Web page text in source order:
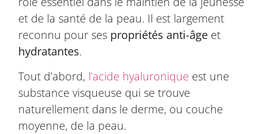
et de la santé de la peau. Il est largement
reconnu pour ses propriétés anti-âge et
hydratantes.
Tout d’abord, l’acide hyaluronique est une
substance visqueuse qui se trouve
naturellement dans le derme, ou couche
moyenne, de la peau.